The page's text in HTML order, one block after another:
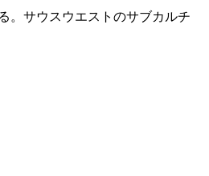
。サウスウエストのサブカルチ